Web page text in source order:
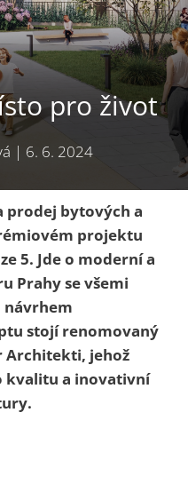
pro život
| 6. 6. 2024
prodej bytových a
projektu
5. Jde o moderní a
Prahy se všemi
návrhem
stojí renomovaný
Architekti, jehož
kvalitu a inovativní